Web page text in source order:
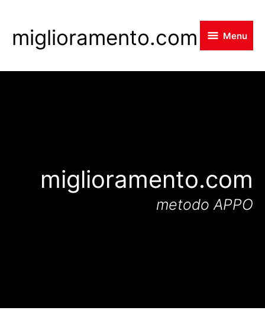
to
content
miglioramento.com Menu
miglioramento.com
metodo APPO